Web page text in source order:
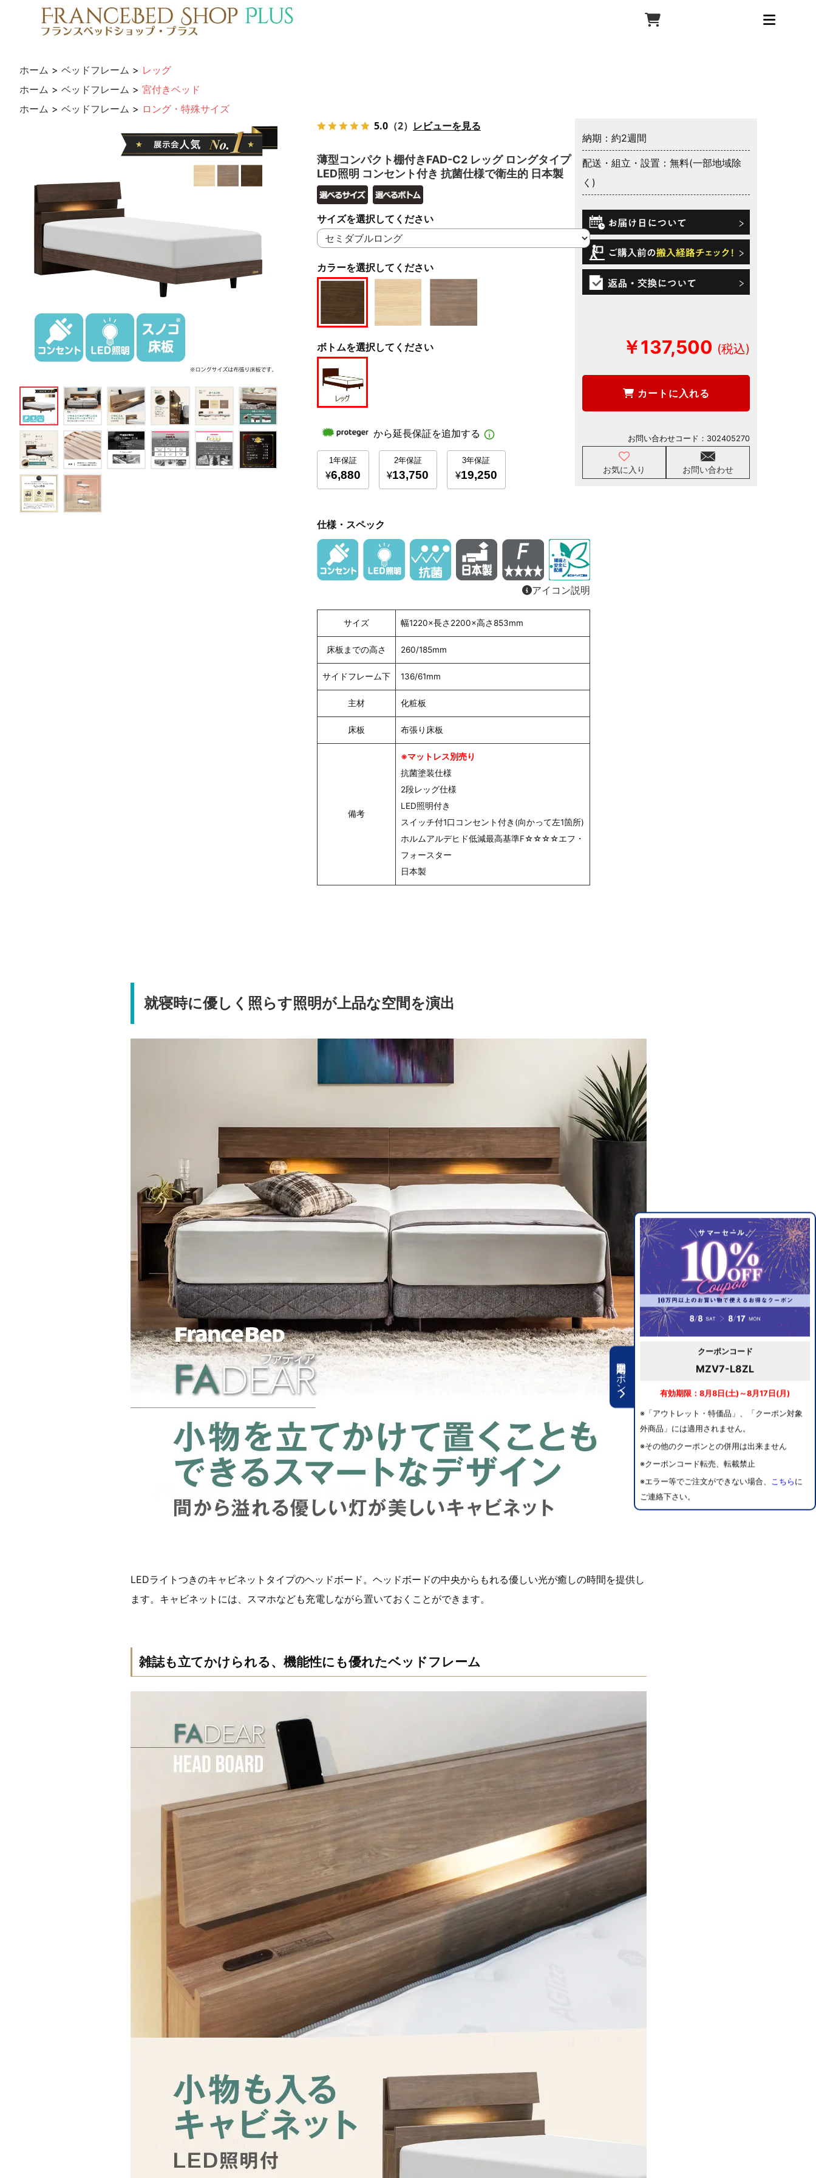
期間限定クーポン
クーポンコード
MZV7-L8ZL
有効期限：8月8日(土)～8月17日(月)
※「アウトレット・特価品」、「クーポン対象
外商品」には適用されません。
※その他のクーポンとの併用は出来ません
※クーポンコード転売、転載禁止
※エラー等でご注文ができない場合、 こちら に
ご連絡下さい。
ホーム > ベッドフレーム > レッグ
ホーム > ベッドフレーム > 宮付きベッド
ホーム > ベッドフレーム > ロング・特殊サイズ
5.0 （2） レビューを見る
薄型コンパクト棚付きFAD-C2 レッグ ロングタイプ
LED照明 コンセント付き 抗菌仕様で衛生的 日本製
カラーを選択してください
サイズを選択してください
ボトムを選択してください
仕様・スペック
アイコン説明
サイズ 幅1220×長さ2200×高さ853mm
床板までの高さ 260/185mm
サイドフレーム下 136/61mm
主材 化粧板
床板 布張り床板
備考
※マットレス別売り
抗菌塗装仕様
2段レッグ仕様
LED照明付き
スイッチ付1口コンセント付き(向かって左1箇所)
ホルムアルデヒド低減最高基準F☆☆☆☆エフ・
フォースター
日本製
納期：約2週間
配送・組立・設置：無料(一部地域除
く)
￥137,500
カートに入れる
お気に入り お問い合わせ
お問い合わせコード： 302405270
就寝時に優しく照らす照明が上品な空間を演出
LEDライトつきのキャビネットタイプのヘッドボード。ヘッドボードの中央からもれる優しい光が癒しの時間を提供し
ます。キャビネットには、スマホなども充電しながら置いておくことができます。
雑誌も立てかけられる、機能性にも優れたベッドフレーム